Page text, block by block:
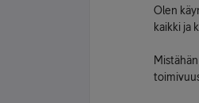
Olen
kaikki ja